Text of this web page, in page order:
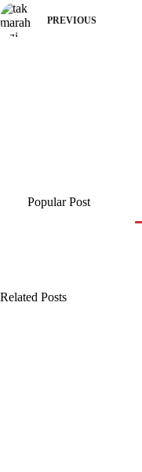
PREVIOUS
Popular Post
Related Posts